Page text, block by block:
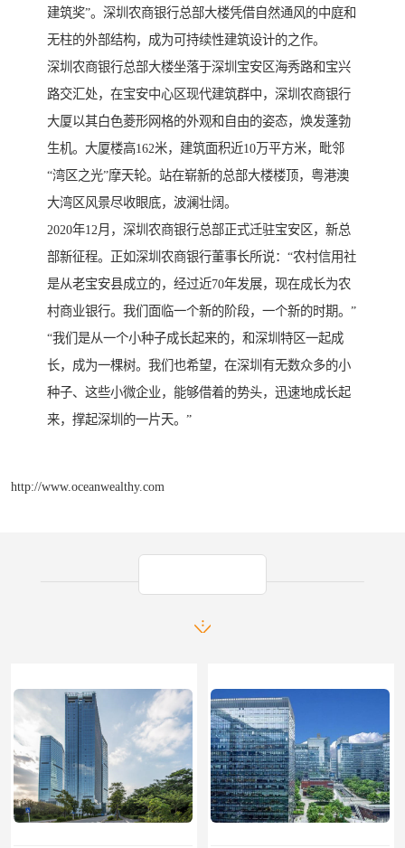
建筑奖”。深圳农商银行总部大楼凭借自然通风的中庭和
无柱的外部结构，成为可持续性建筑设计的之作。
深圳农商银行总部大楼坐落于深圳宝安区海秀路和宝兴
路交汇处，在宝安中心区现代建筑群中，深圳农商银行
大厦以其白色菱形网格的外观和自由的姿态，焕发蓬勃
生机。大厦楼高162米，建筑面积近10万平方米，毗邻
“湾区之光”摩天轮。站在崭新的总部大楼楼顶，粤港澳
大湾区风景尽收眼底，波澜壮阔。
2020年12月，深圳农商银行总部正式迁驻宝安区，新总
部新征程。正如深圳农商银行董事长所说：“农村信用社
是从老宝安县成立的，经过近70年发展，现在成长为农
村商业银行。我们面临一个新的阶段，一个新的时期。”
“我们是从一个小种子成长起来的，和深圳特区一起成
长，成为一棵树。我们也希望，在深圳有无数众多的小
种子、这些小微企业，能够借着的势头，迅速地成长起
来，撑起深圳的一片天。”
http://www.oceanwealthy.com